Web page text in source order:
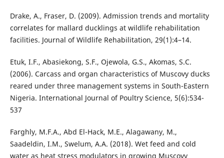
Drake, A., Fraser, D. (2009). Admission trends and mortality
correlates for mallard ducklings at wildlife rehabilitation
facilities. Journal of Wildlife Rehabilitation, 29(1):4–14.
Etuk, I.F., Abasiekong, S.F., Ojewola, G.S., Akomas, S.C.
(2006). Carcass and organ characteristics of Muscovy ducks
reared under three management systems in South-Eastern
Nigeria. International Journal of Poultry Science, 5(6):534-
537
Farghly, M.F.A., Abd El-Hack, M.E., Alagawany, M.,
Saadeldin, I.M., Swelum, A.A. (2018). Wet feed and cold
water as heat stress modulators in growing Muscovy